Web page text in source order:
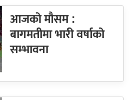
आजको मौसम :
बागमतीमा भारी वर्षाको
सम्भावना